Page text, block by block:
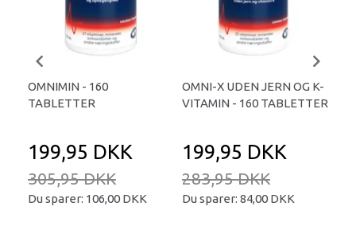
OMNIMIN - 160
TABLETTER
199,95 DKK
305,95 DKK
Du sparer: 106,00 DKK
OMNI-X UDEN JERN OG K-
VITAMIN - 160 TABLETTER
199,95 DKK
283,95 DKK
Du sparer: 84,00 DKK